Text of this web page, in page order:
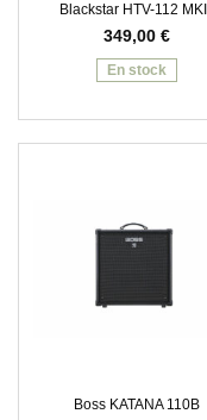
Blackstar HTV-112 MKIII
349,00 €
En stock
Boss KATANA 110B